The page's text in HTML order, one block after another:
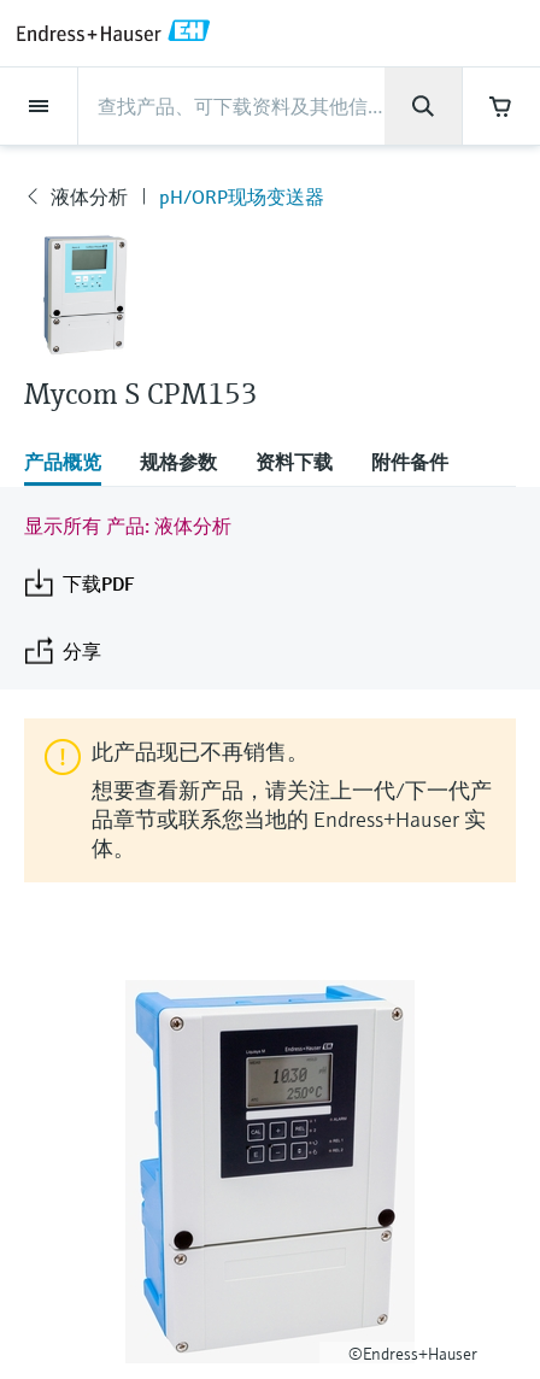
现场仪表
流量
物位测量
液体分析
温度测量
压力测量
系统产品
光学分析
Netilion IIoT
产品工具
通过产品筛选，选择测量仪表
Applicator 选型和计算软件
通过应用参数查找、选择并配置产品
查找产品具体信息和文档
备件查找工具
您可通过产品型号、订单代码或序列号，轻
松查找所需备件。
流量
电磁流量计
科里奥利质量流量计
超声波流量计
涡街流量计
热式质量流量计
Differential pressure flow
物位测量
雷达物位测量
Vibronic point level detection
导波雷达物位测量
超声波物位测量
电容物位测量
静压液位测量
Conductive level measurement
Float switch level measurement
阻旋料位开关
伺服液位测量
Level measurement with pressure
液体分析
pH电极和变送器
电导率传感器和变送器
浊度传感器和变送器
氯传感器和变送器
溶解氧传感器和变送器
实验室检测仪表和便携式pH计
全自动水质采样仪
TOC、COD和SAC分析仪
污泥界面传感器和变送器
营养盐分析仪和传感器
微波传输测量原理
Memosens数字技术
温度测量
温度变送器
工业温度计
保护套管
高温型温度计
卫生型温度计
紧凑型温度计
温度开关
表面温度计
多点温度计
选购全部
压力测量
绝压和表压测量
差压测量
选购全部
系统产品
数据管理仪&数据记录仪
过程测控仪
电源和安全栅
WirelessHART解决方案
网关和调制解调器
设备配置用平板电脑
能量管理仪和应用管理仪
浪涌保护器
光学分析
TDLAS和QF分析仪
拉曼光谱分析仪
排放监测解决方案
颗粒测量设备
数字分析仪解决方案
过程气体分析仪
空气质量测量装置
烟雾探测器
超高探测器
选购全部
Netilion IIoT
Netilion Value
Netilion Health
Netilion Analytics
Netilion Library
Netilion Inventory
Netilion Connect
Netilion Device Viewer
Netilion Water
服务产品
Project and commissioning services
技术支持服务
仪表维护
仪表性能优化服务
View all
Project and commissioning
services
仪表调试服务
Industrial Project Management
技术支持服务
远程技术支持
远程资产监控
Process Instrumentation Courses
仪表维护
验证服务
现场仪表校准服务
预防性维护服务
Repair of measuring instruments
仪表性能优化服务
校准报告分析
优化校准间隔时间
动态现场仪表评价和分析服务
行业应用
食品与饮料
水务和环境：保护 —— 节约 —— 提高
石油与天然气：促进能源转型，实
化工：深化合作，助推可持续成功
续的未来
公用工程：可靠使用蒸汽
所有行业的关注焦点
工业领域的可持续发展解决方案
决策级过程透明度，赋能卓越运营
支持
快速获取服务支持！
技术支持中心 —— Endress+Hauser提供全方
位服务，与您相伴前行
下载区
搜索和下载技术手册, 宣传资料, 出版物, 软
学习中心
学习中心 - 探索Endress+Hauser学习平台上
活动和培训
根据需要，从培训、研讨会、展会、峰会或
在线研讨会等各种活动中灵活选择。
公司
Endress+Hauser集团
生产中心
集团实力
客户案例
新闻与案例
活动和培训
您的Endress+Hauser职业生涯
Endress+Hauser集团
公司概况
Asia Pacific
财务业绩
集团管理层
发展历程
文化与价值观
可持续发展
关联公司
生产中心
物位和压力测量
Endress+Hauser流量
Endress+Hauser 液体分析
温度+系统产品
Endress+Hauser 数字解决方案
Endress+Hauser 光学分析
Endress+Hauser SICK
集团实力
过程安全性
网络安全性
过程自动化项目流程
My Endress+Hauser
建立电子采购流程，从容应对未来
需求
新闻与案例
新闻与案例总览
所有文章
新闻稿
事实速览
媒体活动
活动和培训
培训
研讨会
展览会
在线研讨会和回放
峰会
线下活动
查找市场活动及培训
您的Endress+Hauser职业生
涯
Explore open positions
在Endress+Hauser工作
更多工作机会
德国耶拿分析仪器公司的工作机会
IST创新传感器技术公司的工作机
会
Job opportunities at
Endress+Hauser SICK
液体分析 pH/ORP现场变送器
Mycom S CPM153
产品概览 规格参数 资料下载 附件备件
显示所有 产品: 液体分析
下载PDF
分享
此产品现已不再销售。
想要查看新产品，请关注上一代/下一代产
品章节或联系您当地的 Endress+Hauser 实
体。
©Endress+Hauser